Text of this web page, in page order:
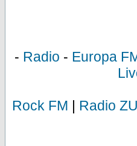
- Radio - Europa
Rock FM | Radio ZU